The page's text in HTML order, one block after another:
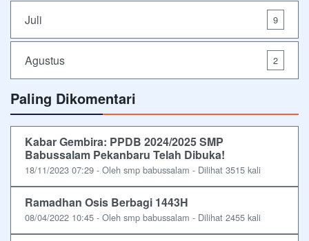
Juli 9
Agustus 2
Paling Dikomentari
Kabar Gembira: PPDB 2024/2025 SMP
Babussalam Pekanbaru Telah Dibuka!
18/11/2023 07:29 - Oleh smp babussalam - Dilihat 3515 kali
Ramadhan Osis Berbagi 1443H
08/04/2022 10:45 - Oleh smp babussalam - Dilihat 2455 kali